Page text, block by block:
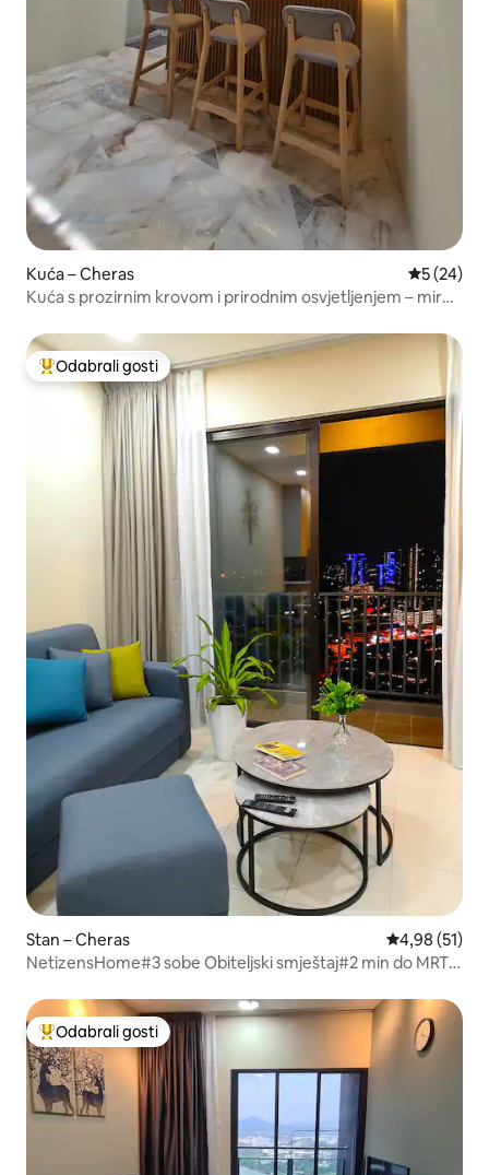
Kuća – Cheras Prosječna
5 (24)
Kuća s prozirnim krovom i prirodnim osvjetljenjem – mirna
Među najviše rangiranima s oznakom „Odabrali gosti”
Odabrali gosti
Stan – Cheras Prosječna
4,98 (51)
NetizensHome#3 sobe Obiteljski smještaj#2 min do MRT-
Među najviše rangiranima s oznakom „Odabrali gosti”
Odabrali gosti